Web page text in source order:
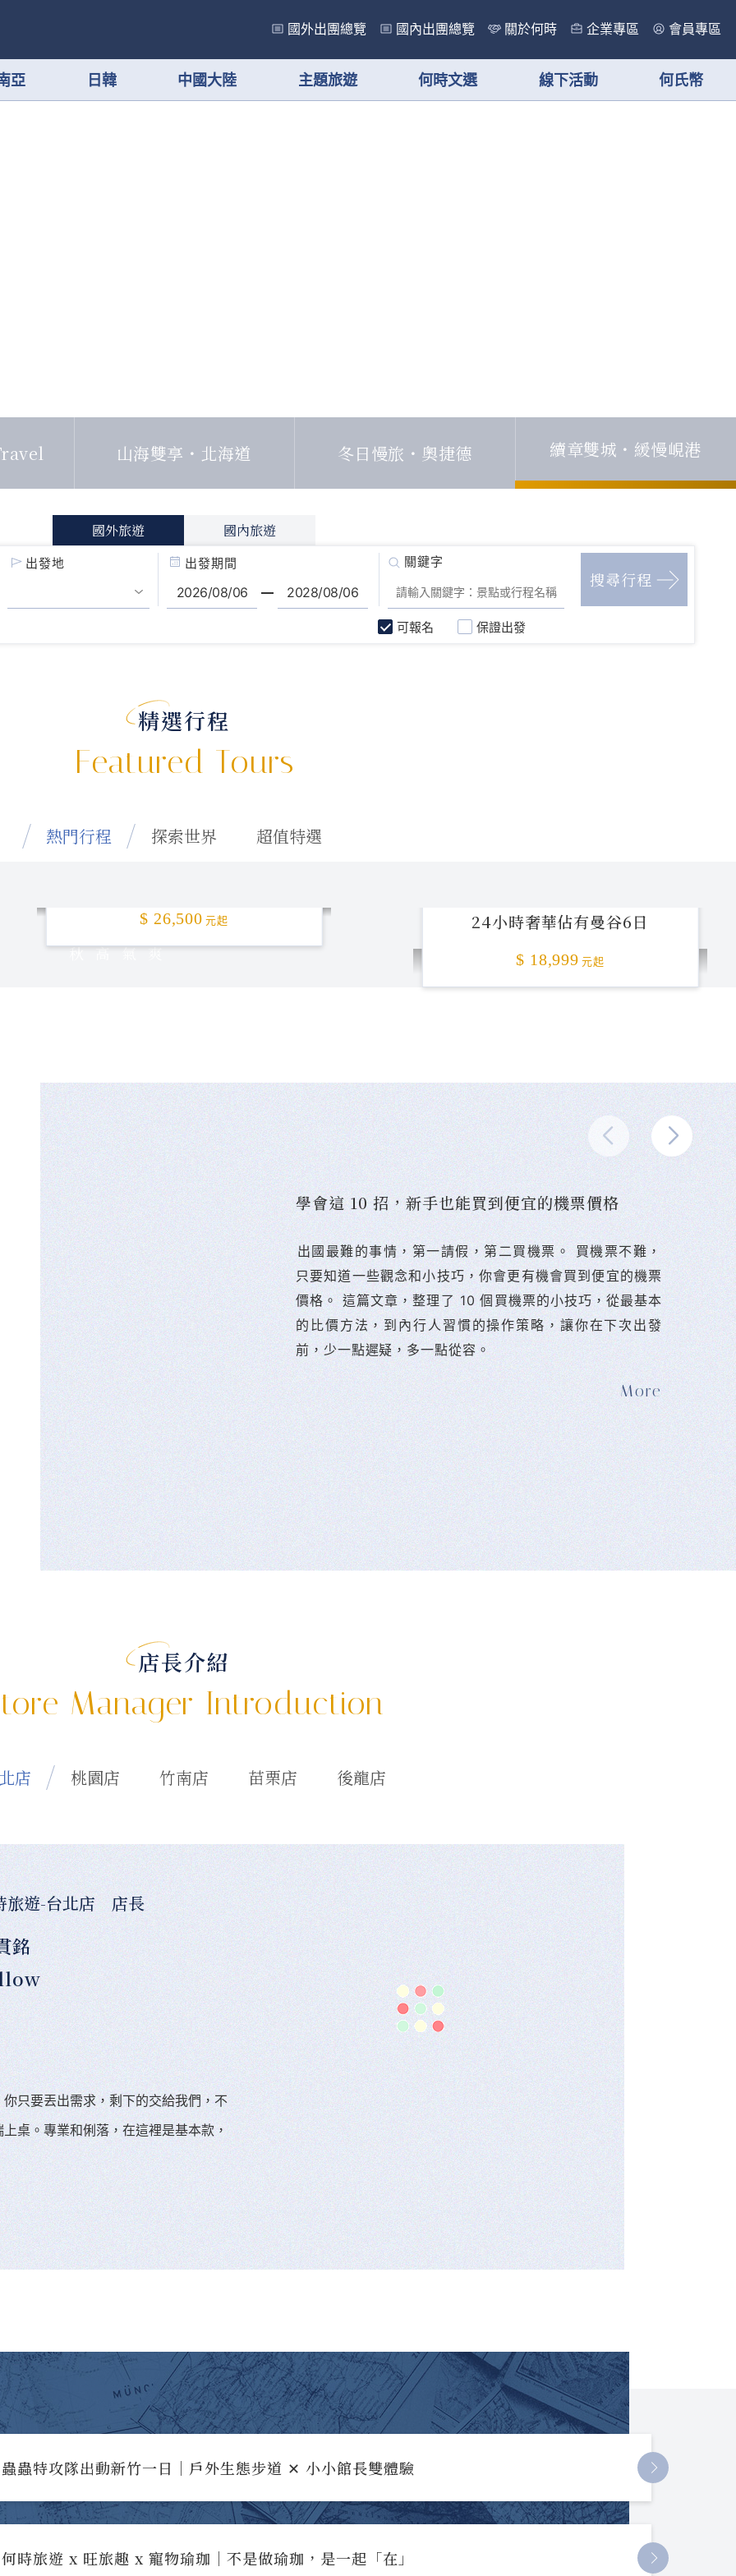
國外出團總覽 國內出團總覽 關於何時 企業專區 會員專區
亞 日韓 中國大陸 主題旅遊 何時文選 線下活動 何氏幣
山海雙享・北海道 冬日慢旅・奧捷德 續章雙城・緩慢峴港
國外旅遊 國內旅遊
出發地 出發期間
可報名 保證出發
精選行程
Featured Tours
熱門行程 探索世界 超值特選
秋高氣爽
$ 26,500 元起 24小時奢華佔有曼谷6日
$ 18,999 元起
學會這 10 招，新手也能買到便宜的機票價格
󠀠出國最難的事情，第一請假，第二買機票。 󠀠買機票不難，
只要知道一些觀念和小技巧，你會更有機會買到便宜的機票
價格。 這篇文章，整理了 10 個買機票的小技巧，從最基本
的比價方法，到內行人習慣的操作策略，讓你在下次出發
前，少一點遲疑，多一點從容。
店長介紹
Manager Introduction
店 桃園店 竹南店 苗栗店 後龍店
旅遊-台北店 店長
銘
只要丟出需求，剩下的交給我們，不
桌。專業和俐落，在這裡是基本款，
蟲特攻隊出動新竹一日｜戶外生態步道 ✕ 小小館長雙體驗
時旅遊 x 旺旅趣 x 寵物瑜珈｜不是做瑜珈，是一起「在」